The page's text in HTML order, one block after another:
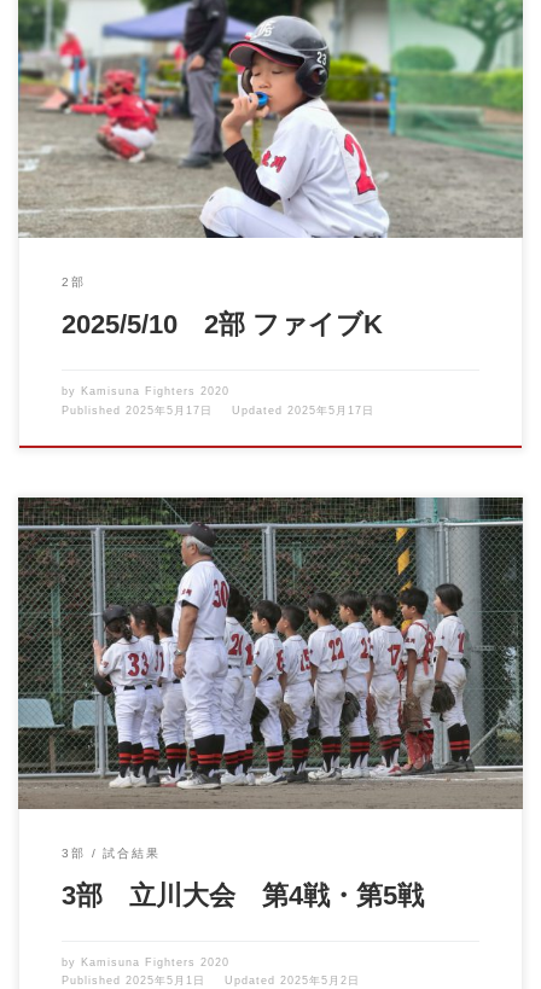
5月初旬から2回雨で延期になっていたファイブK大会初戦。小雨
の降る中でしたが遂に […]
2部
2025/5/10 2部 ファイブK
by Kamisuna Fighters 2020
Published
2025年5月17日 Updated 2025年5月17日
立川大会の第4戦（4/27）、第5戦（4/29）が行われました。 試合
を重ねる度 […]
3部 試合結果
3部 立川大会 第4戦・第5戦
by Kamisuna Fighters 2020
Published 2025年5月1日 Updated 2025年5月2日